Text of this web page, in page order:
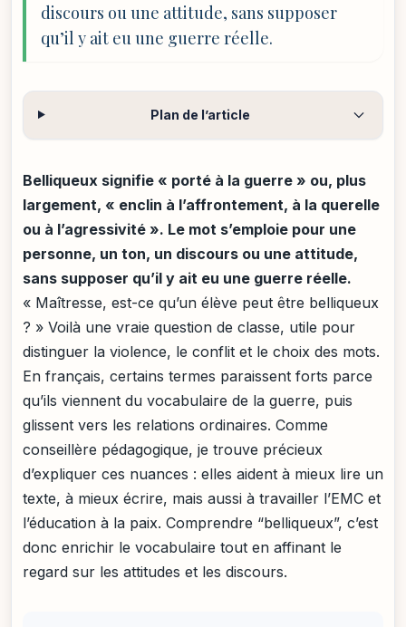
discours ou une attitude, sans supposer
qu’il y ait eu une guerre réelle.
Plan de l’article
Belliqueux signifie « porté à la guerre » ou, plus
largement, « enclin à l’affrontement, à la querelle
ou à l’agressivité ». Le mot s’emploie pour une
personne, un ton, un discours ou une attitude,
sans supposer qu’il y ait eu une guerre réelle.
« Maîtresse, est-ce qu’un élève peut être belliqueux
? » Voilà une vraie question de classe, utile pour
distinguer la violence, le conflit et le choix des mots.
En français, certains termes paraissent forts parce
qu’ils viennent du vocabulaire de la guerre, puis
glissent vers les relations ordinaires. Comme
conseillère pédagogique, je trouve précieux
d’expliquer ces nuances : elles aident à mieux lire un
texte, à mieux écrire, mais aussi à travailler l’EMC et
l’éducation à la paix. Comprendre “belliqueux”, c’est
donc enrichir le vocabulaire tout en affinant le
regard sur les attitudes et les discours.